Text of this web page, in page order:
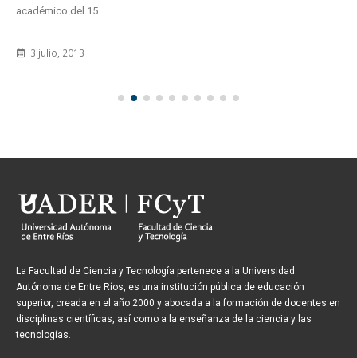
académico del 15...
3 julio, 2013
La Facultad de Ciencia y Tecnología pertenece a la Universidad
Autónoma de Entre Ríos, es una institución pública de educación
superior, creada en el año 2000 y abocada a la formación de docentes en
disciplinas científicas, así como a la enseñanza de la ciencia y las
tecnologías.